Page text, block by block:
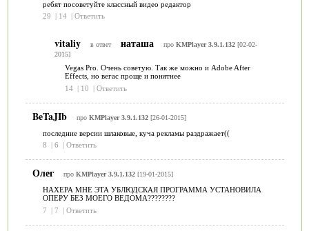
ребят посоветуйте классный видео редактор
29
| 14 | Ответить
vitaliy в ответ наташа про KMPlayer 3.9.1.132[02-02-
2015]
Vegas Pro. Очень советую. Так же можно и Adobe After
Effects, но вегас проще и понятнее
14 | 10 | Ответить
BeTaJIb про KMPlayer 3.9.1.132[26-01-2015]
последние версии шлаковые, куча рекламы раздражает((
8
| 6 | Ответить
Олег про KMPlayer 3.9.1.132[19-01-2015]
НАХЕРА МНЕ ЭТА УБЛЮДСКАЯ ПРОГРАММА УСТАНОВИЛА
ОПЕРУ БЕЗ МОЕГО ВЕДОМА????????
7
| 7 | Ответить